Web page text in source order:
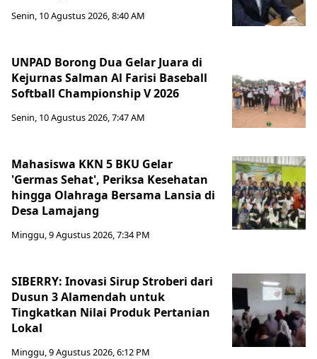
Senin, 10 Agustus 2026, 8:40 AM
UNPAD Borong Dua Gelar Juara di
Kejurnas Salman Al Farisi Baseball
Softball Championship V 2026
Senin, 10 Agustus 2026, 7:47 AM
Mahasiswa KKN 5 BKU Gelar
'Germas Sehat', Periksa Kesehatan
hingga Olahraga Bersama Lansia di
Desa Lamajang
Minggu, 9 Agustus 2026, 7:34 PM
SIBERRY: Inovasi Sirup Stroberi dari
Dusun 3 Alamendah untuk
Tingkatkan Nilai Produk Pertanian
Lokal
Minggu, 9 Agustus 2026, 6:12 PM